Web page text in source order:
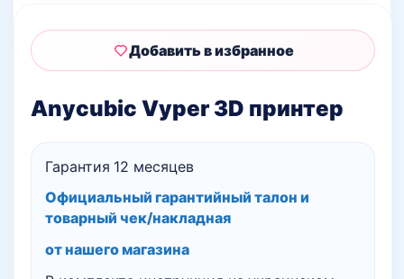
Anycubic Vyper 3D принтер
Гарантия 12 месяцев
Официальный гарантийный талон и
товарный чек/накладная
от нашего магазина
Добавить в избранное